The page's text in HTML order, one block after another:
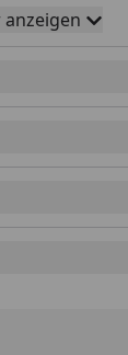
Grills
Ihres
sein, wo Sie
Sie